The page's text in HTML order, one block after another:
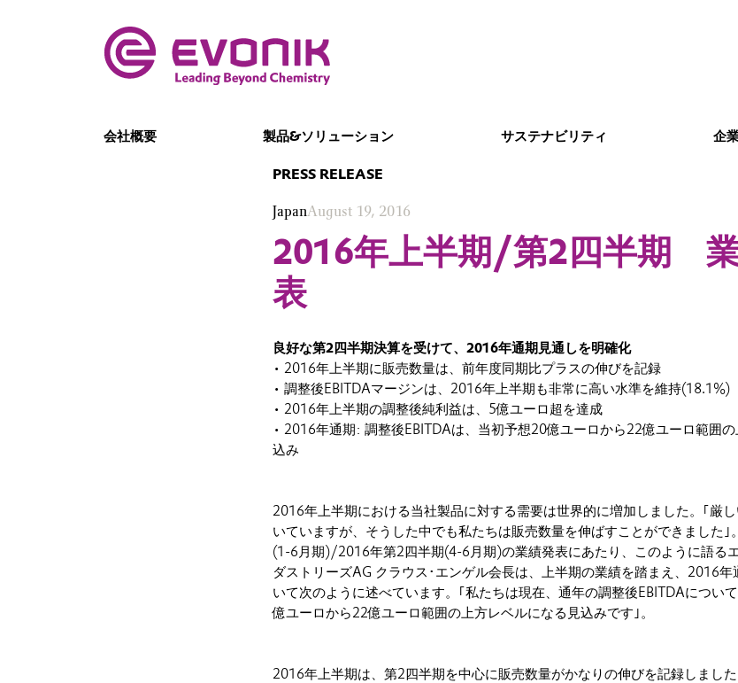
会社概要 製品&ソリューション サステナビリティ 企
PRESS RELEASE
JapanAugust 19, 2016
2016年上半期/第2四半期
表
良好な第2四半期決算を受けて、2016年通期見通しを明確化
• 2016年上半期に販売数量は、前年度同期比プラスの伸びを記録
• 調整後EBITDAマージンは、2016年上半期も非常に高い水準を維持(18.1%)
• 2016年上半期の調整後純利益は、5億ユーロ超を達成
• 2016年通期: 調整後EBITDAは、当初予想20億ユーロから22億ユーロ範囲
込み
2016年上半期における当社製品に対する需要は世界的に増加しました。｢厳
いていますが、そうした中でも私たちは販売数量を伸ばすことができました｣
(1-6月期)/2016年第2四半期(4-6月期)の業績発表にあたり、このように語る
ダストリーズAG クラウス･エンゲル会長は、上半期の業績を踏まえ、2016年
いて次のように述べています。｢私たちは現在、通年の調整後EBITDAについ
億ユーロから22億ユーロ範囲の上方レベルになる見込みです｣。
2016年上半期は、第2四半期を中心に販売数量がかなりの伸びを記録しまし